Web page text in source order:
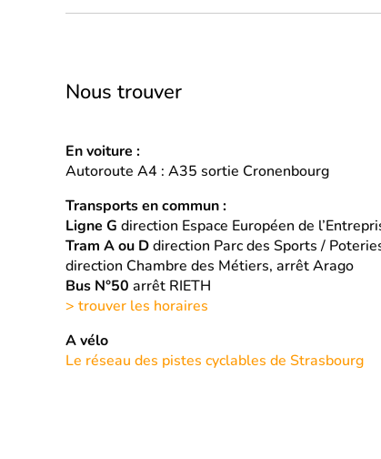
Nous trouver
En voiture :
Autoroute A4 : A35 sortie Cronenbourg
Transports en commun :
Ligne G direction Espace Européen de
Tram A ou Ddirection Parc des Sports /
direction Chambre des Métiers, arrêt Arago
Bus N°50 arrêt RIETH
> trouver les horaires
A vélo
Le réseau des pistes cyclables de Strasbourg